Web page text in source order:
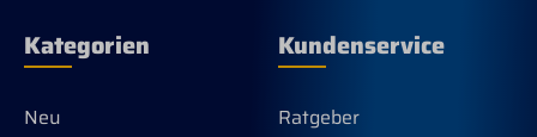
Kategorien
Neu
Kundenservice
Ratgeber